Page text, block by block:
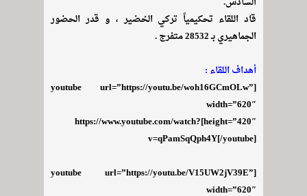
قاد اللقاء تحكيمياً تركي الخضير ، و قدر الحضور
الجماهيري بـ 28532 متفرج .
أهداف اللقاء :
[youtube url=”https://youtu.be/woh16GCmOLw”
width=”620″
height=”420″]https://www.youtube.com/watch?
v=qPamSqQph4Y[/youtube]
[youtube url=”https://youtu.be/V15UW2jV39E”
width=”620″